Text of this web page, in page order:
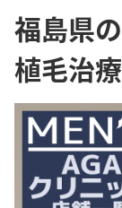
福島県
植毛治